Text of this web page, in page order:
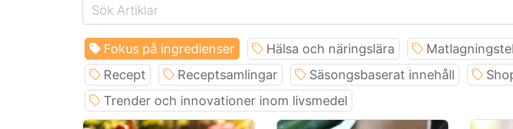
Fokus på ingredienser Hälsa och näringslära
Recept
Receptsamlingar Säsongsbaserat innehåll
Trender och innovationer inom livsmedel